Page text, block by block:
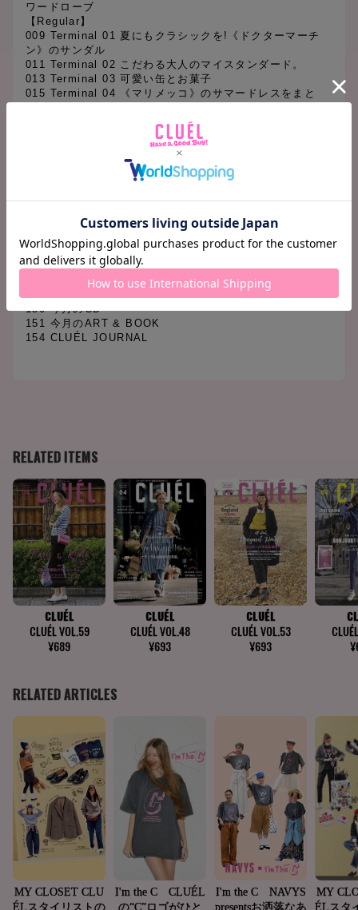
ワードローブ
【Regular】
009 Terminal 01 夏にもクラシックを!《ドクターマーチ
ン》のサンダル
011 Terminal 02 こだわる大人のマイスタンダード。
013 Terminal 03 可愛い缶とお菓子
015 Terminal 04 《マリメッコ》のサマードレスをまと
092 THE NEW STANDARD
136 GOOD LOOKING for Cosmetic 素敵なコスメの見つ
139 MY HAIR CUT 100
140 TOKYO BRAND NEWS
145 Terminal 06 塚本太郎のショップ・マスト・ゴー・オ
ン
146 Terminal 07 新生活!グッドな朝食?
147 Terminal 08 何もない休日の過ごし方。
148 今月の気になる人
150 今月のCD
151 今月のART & BOOK
154 CLUÉL JOURNAL